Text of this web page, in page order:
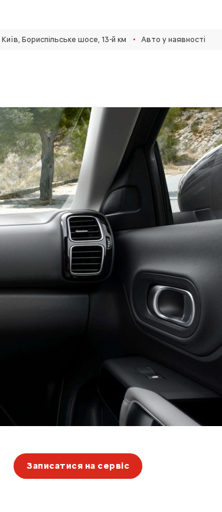
Київ, Бориспільське шосе, 13-й км • Авто у наявності
Записатися на сервіс